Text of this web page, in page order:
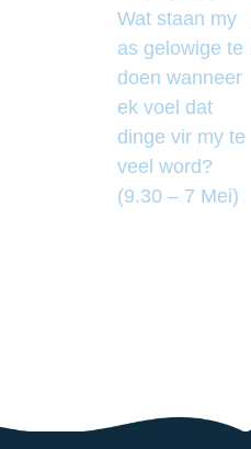
Wat staan my
as gelowige te
doen wanneer
ek voel dat
dinge vir my te
veel word?
(9.30 – 7 Mei)